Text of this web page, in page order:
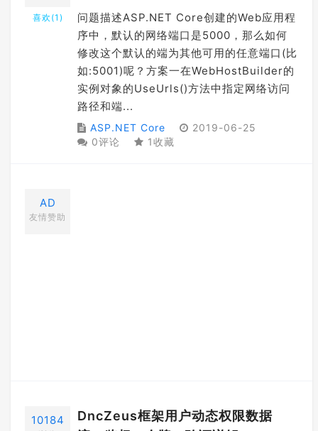
喜欢(1 )
问题描述ASP.NET Core创建的Web应用程
序中，默认的网络端口是5000，那么如何
修改这个默认的端为其他可用的任意端口(比
如:5001)呢？方案一在WebHostBuilder的
实例对象的UseUrls()方法中指定网络访问
路径和端...
ASP.NET Core
2019-06-25
0评论
1收藏
AD
友情赞助
10184
DncZeus框架用户动态权限数据